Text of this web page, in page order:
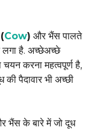
(Cow) और भैंस पालते
है. अच्छेअच्छे
करना महत्वपूर्ण है,
की पैदावार भी अच्छी
भैंस के बारे में जो दूध